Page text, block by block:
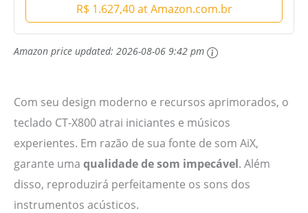
R$ 1.627,40 at Amazon.com.br
Amazon price updated: 2026-08-06 9:42 pm
Com seu design moderno e recursos aprimorados, o
teclado CT-X800 atrai iniciantes e músicos
experientes. Em razão de sua fonte de som AiX,
garante uma qualidade de som impecável. Além
disso, reproduzirá perfeitamente os sons dos
instrumentos acústicos.